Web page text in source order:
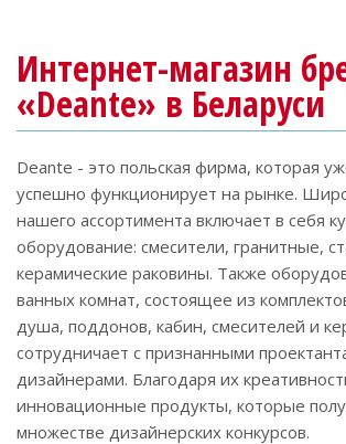
Интернет-магазин
«Deante» в Беларуси
Deante - это польская фирма, которая
успешно функционирует на рынке.
нашего ассортимента включает в себя
оборудование: смесители, гранитные,
керамические раковины. Также
ванных комнат, состоящее из
душа, поддонов, кабин, смесителей и
сотрудничает с признанными
дизайнерами. Благодаря их
инновационные продукты, которые
множестве дизайнерских конкурсов.